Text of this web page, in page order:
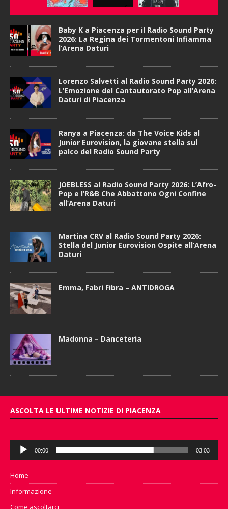
Baby K a Piacenza per il Radio Sound Party
2026: La Regina dei Tormentoni Infiamma
l’Arena Daturi
Lorenzo Salvetti al Radio Sound Party 2026:
L’Emozione del Cantautorato Pop all’Arena
Daturi di Piacenza
Ranya a Piacenza: da The Voice Kids al
Junior Eurovision, la giovane stella sul
palco del Radio Sound Party
JOEBLESS al Radio Sound Party 2026: L’Afro-
Pop e l’R&B Che Abbattono Ogni Confine
all’Arena Daturi
Martina CRV al Radio Sound Party 2026:
Stella del Junior Eurovision Ospite all’Arena
Daturi
Emma, Fabri Fibra – ANTIDROGA
Madonna – Danceteria
ASCOLTA LE ULTIME NOTIZIE DI PIACENZA
Audio
Player
00:00 03:03
Home
Informazione
Come ascoltarci